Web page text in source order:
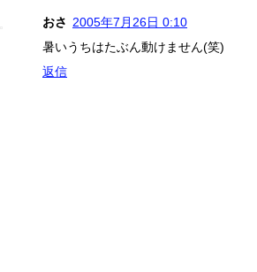
おさ 2005年7月26日 0:10
暑いうちはたぶん動けません(笑)
返信